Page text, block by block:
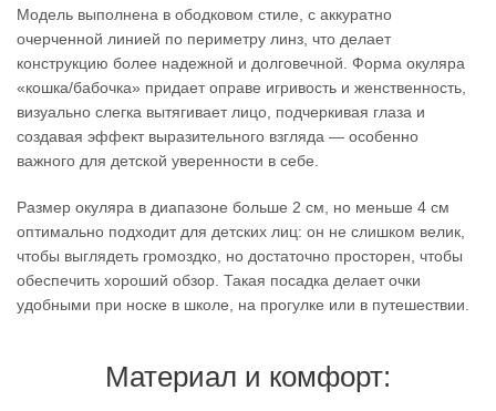
Модель выполнена в ободковом стиле, с аккуратно
очерченной линией по периметру линз, что делает
конструкцию более надежной и долговечной. Форма окуляра
«кошка/бабочка» придает оправе игривость и женственность,
визуально слегка вытягивает лицо, подчеркивая глаза и
создавая эффект выразительного взгляда — особенно
важного для детской уверенности в себе.
Размер окуляра в диапазоне больше 2 см, но меньше 4 см
оптимально подходит для детских лиц: он не слишком велик,
чтобы выглядеть громоздко, но достаточно просторен, чтобы
обеспечить хороший обзор. Такая посадка делает очки
удобными при носке в школе, на прогулке или в путешествии.
Материал и комфорт: